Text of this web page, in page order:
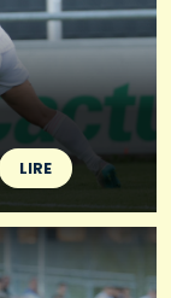
LIRE